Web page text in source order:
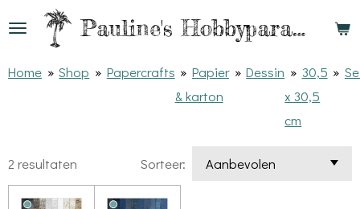
Ga
naar
Pauline'sHobbyparadijs
Home » Shop » Papercrafts » Papier
& karton
» Dessin » 30,5
x 30,5
cm
»
2 resultaten Sorteer: